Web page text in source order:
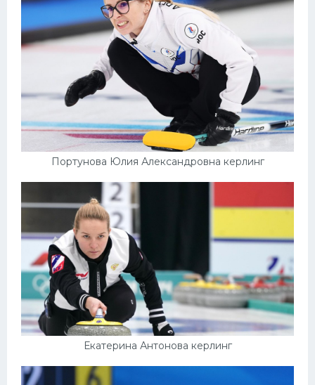
Портунова Юлия Александровна керлинг
Екатерина Антонова керлинг